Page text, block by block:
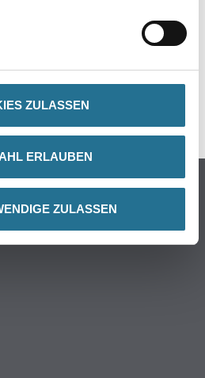
ZULASSEN
ERLAUBEN
ZULASSEN